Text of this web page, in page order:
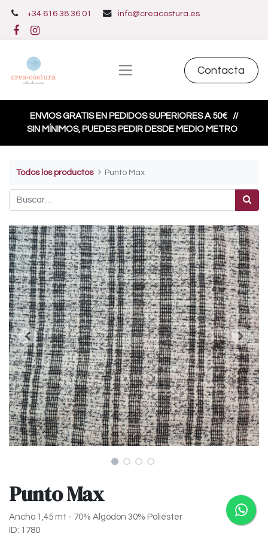
+34 616 38 36 01 info@creacostura.es
Contacta
ENVIOS GRATIS EN PEDIDOS SUPERIORES A 50€ //
SIN MÍNIMOS, PUEDES PEDIR DESDE MEDIO METRO
Todos los productos Punto Max
Punto Max
Ancho 1,45 mt - 70% Algodón 30% Poliéster
ID: 1780